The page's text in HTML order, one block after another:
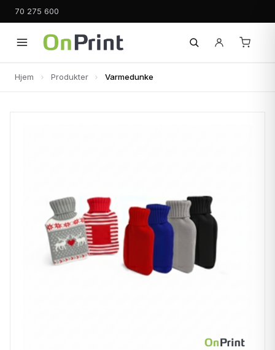
70 275 600
Hjem Produkter Varmedunke